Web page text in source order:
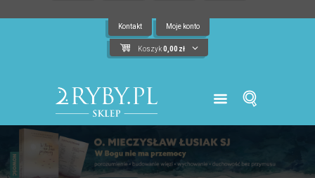
Kontakt Moje konto
Koszyk 0,00 zł